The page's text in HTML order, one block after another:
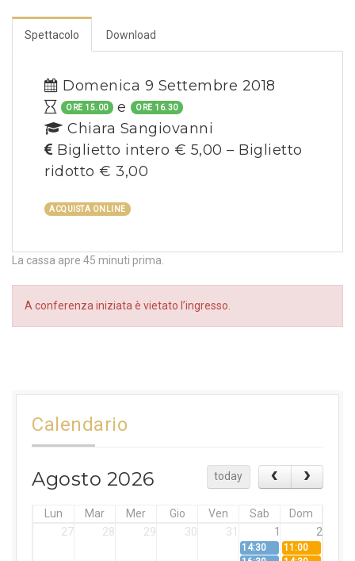
Spettacolo Download
Domenica 9 Settembre 2018
ORE 15.00 e ORE 16.30
Chiara Sangiovanni
Biglietto intero € 5,00 – Biglietto
ridotto € 3,00
ACQUISTA ONLINE
La cassa apre 45 minuti prima.
A conferenza iniziata è vietato l’ingresso.
Calendario
Agosto 2026 today
Lun Mar Mer Gio Ven Sab
Dom
27
28 29 30 31 1 2
14:30
11:00